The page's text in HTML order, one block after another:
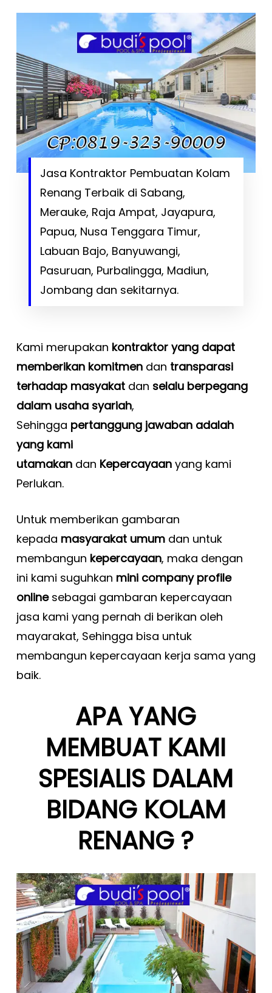
Jasa Kontraktor Pembuatan Kolam
Renang Terbaik di Sabang,
Merauke, Raja Ampat, Jayapura,
Papua, Nusa Tenggara Timur,
Labuan Bajo, Banyuwangi,
Pasuruan, Purbalingga, Madiun,
Jombang dan sekitarnya.
Kami merupakan kontraktor yang dapat
memberikan komitmendan transparasi
terhadap masyakatdan selalu berpegang
dalam usaha syariah,
Sehingga pertanggung jawaban adalah
yang kami
utamakandan Kepercayaanyang kami
Perlukan.
Untuk memberikan gambaran
kepada masyarakat umumdan untuk
membangun kepercayaan, maka dengan
ini kami suguhkan mini company profile
onlinesebagai gambaran kepercayaan
jasa kami yang pernah di berikan oleh
mayarakat, Sehingga bisa untuk
membangun kepercayaan kerja sama yang
baik.
APA YANG
MEMBUAT KAMI
SPESIALIS DALAM
BIDANG KOLAM
RENANG ?